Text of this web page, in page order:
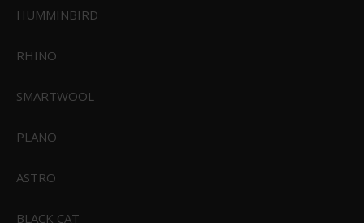
HUMMINBIRD
RHINO
SMARTWOOL
PLANO
ASTRO
BLACK CAT